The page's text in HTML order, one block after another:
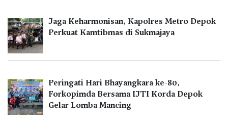
Jaga Keharmonisan, Kapolres Metro Depok
Perkuat Kamtibmas di Sukmajaya
Peringati Hari Bhayangkara ke-80,
Forkopimda Bersama IJTI Korda Depok
Gelar Lomba Mancing